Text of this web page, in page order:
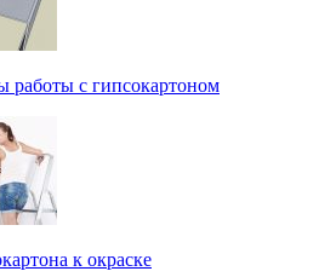
работы с гипсокартоном
к окраске